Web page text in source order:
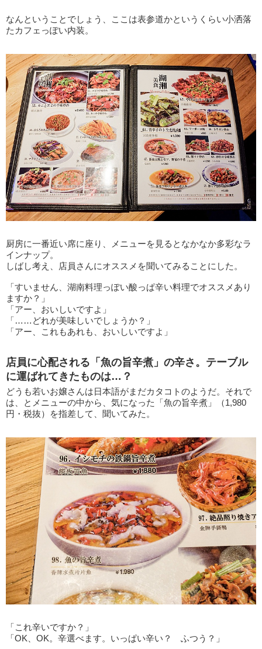
なんということでしょう、ここは表参道かというくらい小洒落
たカフェっぽい内装。
厨房に一番近い席に座り、メニューを見るとなかなか多彩なラ
インナップ。
しばし考え、店員さんにオススメを聞いてみることにした。
「すいません、湖南料理っぽい酸っぱ辛い料理でオススメあり
ますか？」
「アー、おいしいですよ」
「……どれが美味しいでしょうか？」
「アー、これもあれも、おいしいですよ」
店員に心配される「魚の旨辛煮」の辛さ。テーブル
に運ばれてきたものは…？
どうも若いお嬢さんは日本語がまだカタコトのようだ。それで
は、とメニューの中から、気になった「魚の旨辛煮」（1,980
円・税抜）を指差して、聞いてみた。
「これ辛いですか？」
「OK、OK。辛選べます。いっぱい辛い？ ふつう？」